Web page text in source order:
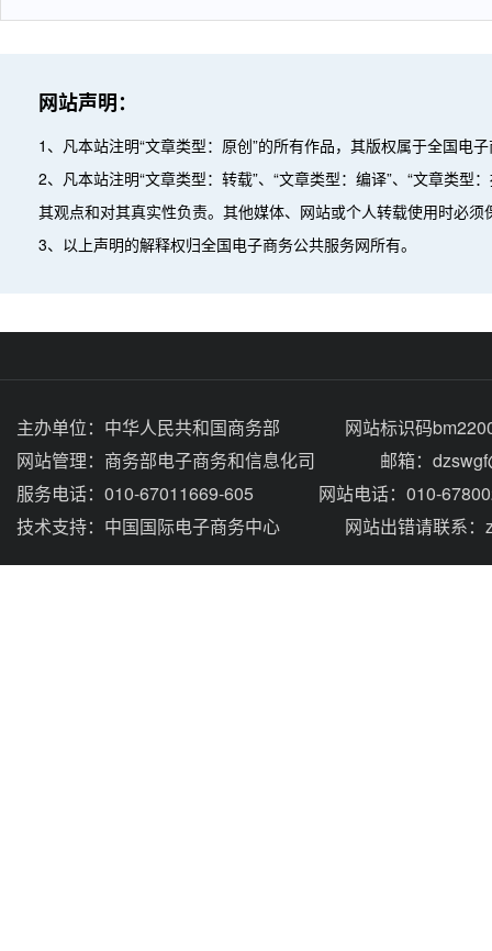
网站声明：
1、凡本站注明“文章类型：原创”的所有作品，其版权属于全国电
2、凡本站注明“文章类型：转载”、“文章类型：编译”、“文章类
其观点和对其真实性负责。其他媒体、网站或个人转载使用时必
3、以上声明的解释权归全国电子商务公共服务网所有。
主办单位： 中华人民共和国商务部
网站标识码
网站管理： 商务部电子商务和信息化司
邮箱：
服务电话：010-67011669-605
网站电话：010-
技术支持： 中国国际电子商务中心 网站出错请联系